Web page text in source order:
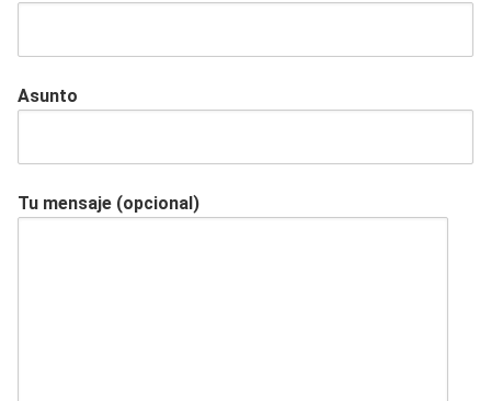
Asunto
Tu mensaje (opcional)